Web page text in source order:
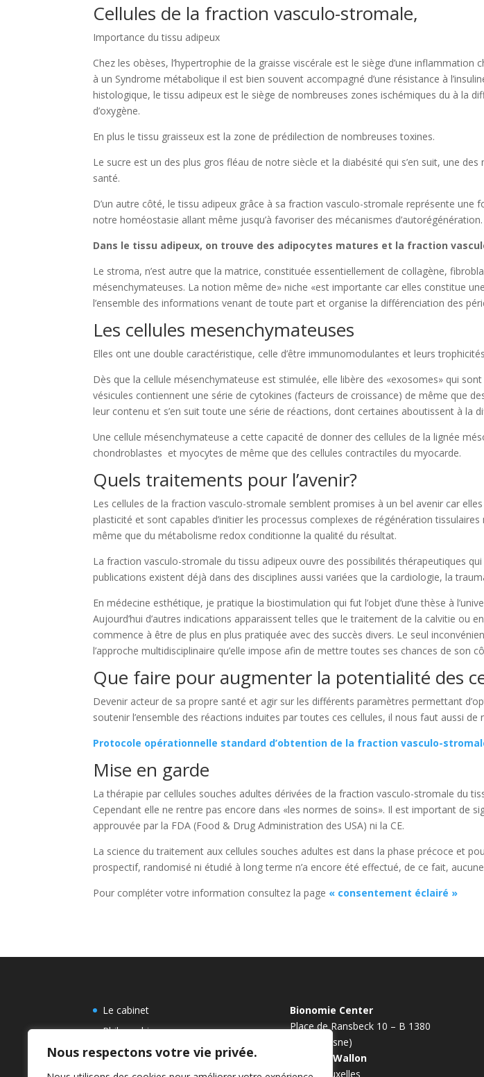
Nous respectons votre vie privée.
Cellules de la fraction vasculo-stromale,
Importance du tissu adipeux
Chez les obèses, l’hypertrophie de la graisse viscérale est le siège d’une
à un Syndrome métabolique il est bien souvent accompagné d’une résistance à
histologique, le tissu adipeux est le siège de nombreuses zones ischémiques du à la
d’oxygène.
En plus le tissu graisseux est la zone de prédilection de nombreuses toxines.
Le sucre est un des plus gros fléau de notre siècle et la diabésité qui s’en suit, une
santé.
D’un autre côté, le tissu adipeux grâce à sa fraction vasculo-stromale représente une
notre homéostasie allant même jusqu’à favoriser des mécanismes d’autorégénération.
Dans le tissu adipeux, on trouve des adipocytes matures et la fraction
Le stroma, n’est autre que la matrice, constituée essentiellement de collagène,
mésenchymateuses. La notion même de» niche «est importante car elles constitue
l’ensemble des informations venant de toute part et organise la différenciation des
Les cellules mesenchymateuses
Elles ont une double caractéristique, celle d’être immunomodulantes et leurs
Dès que la cellule mésenchymateuse est stimulée, elle libère des «exosomes» qui
vésicules contiennent une série de cytokines (facteurs de croissance) de même que
leur contenu et s’en suit toute une série de réactions, dont certaines aboutissent à la
Une cellule mésenchymateuse a cette capacité de donner des cellules de la lignée
chondroblastes et myocytes de même que des cellules contractiles du myocarde.
Quels traitements pour l’avenir?
Les cellules de la fraction vasculo-stromale semblent promises à un bel avenir car
plasticité et sont capables d’initier les processus complexes de régénération
même que du métabolisme redox conditionne la qualité du résultat.
La fraction vasculo-stromale du tissu adipeux ouvre des possibilités thérapeutiques
publications existent déjà dans des disciplines aussi variées que la cardiologie, la
En médecine esthétique, je pratique la biostimulation qui fut l’objet d’une thèse à
Aujourd’hui d’autres indications apparaissent telles que le traitement de la calvitie
commence à être de plus en plus pratiquée avec des succès divers. Le seul
l’approche multidisciplinaire qu’elle impose afin de mettre toutes ses chances de son
Que faire pour augmenter la potentialité des
Devenir acteur de sa propre santé et agir sur les différents paramètres permettant
soutenir l’ensemble des réactions induites par toutes ces cellules, il nous faut aussi
Protocole opérationnelle standard d’obtention de la fraction vasculo-
Mise en garde
La thérapie par cellules souches adultes dérivées de la fraction vasculo-stromale du
Cependant elle ne rentre pas encore dans «les normes de soins». Il est important de
approuvée par la FDA (Food & Drug Administration des USA) ni la CE.
La science du traitement aux cellules souches adultes est dans la phase précoce et
prospectif, randomisé ni étudié à long terme n’a encore été effectué, de ce fait,
Pour compléter votre information consultez la page « consentement éclairé »
Le cabinet
Philosophie
Parcours Dr Potdevin
Bionomie
Bionomie Center
Place de Ransbeck 10 – B 1380
Ohain (Lasne)
Brabant Wallon
15′ de Bruxelles